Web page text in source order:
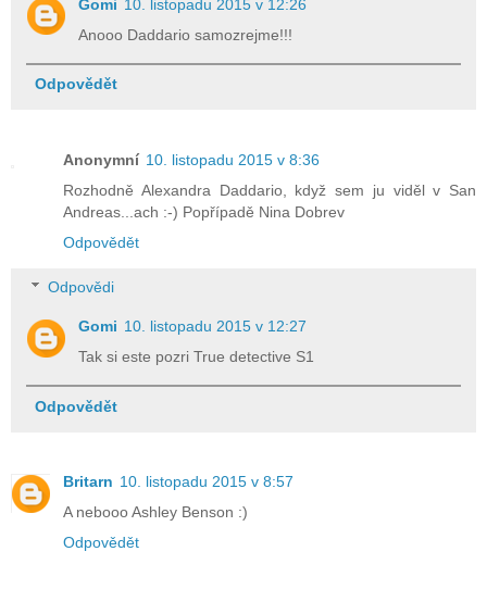
Gomi 10. listopadu 2015 v 12:26
Anooo Daddario samozrejme!!!
Odpovědět
Anonymní 10. listopadu 2015 v 8:36
Rozhodně Alexandra Daddario, když sem ju viděl v San
Andreas...ach :-) Popřípadě Nina Dobrev
Odpovědět
Odpovědi
Gomi 10. listopadu 2015 v 12:27
Tak si este pozri True detective S1
Odpovědět
Britarn 10. listopadu 2015 v 8:57
A nebooo Ashley Benson :)
Odpovědět